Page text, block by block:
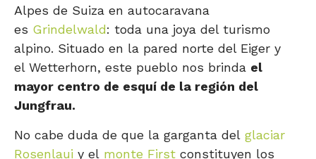
Alpes de Suiza en autocaravana
es Grindelwald: toda una joya del turismo
alpino. Situado en la pared norte del Eiger y
el Wetterhorn, este pueblo nos brinda el
mayor centro de esquí de la región del
Jungfrau.
No cabe duda de que la garganta del glaciar
Rosenlaui y el monte First constituyen los